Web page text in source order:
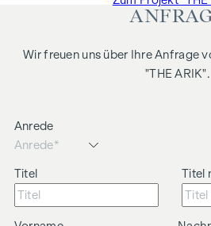
Wir weisen darauf hin, dass
dem zu vermittelnden Dritten ein
Der Vermittler ist als Doppelmakler
Wir freuen uns über Ihre Anfrage
"THE ARIK".
Anrede
Titel Titel